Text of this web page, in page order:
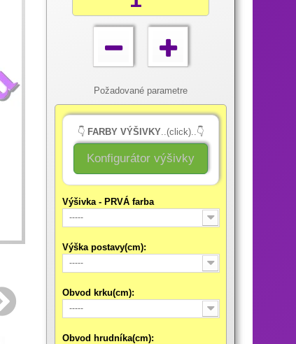
Požadované parametre
👇 FARBY VÝŠIVKY..(click)..👇
Konfigurátor výšivky
Výšivka - PRVÁ farba
-----
Výška postavy(cm):
-----
Obvod krku(cm):
-----
Obvod hrudníka(cm):